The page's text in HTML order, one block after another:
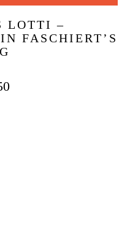
LOTTI –
FASCHIERT’S